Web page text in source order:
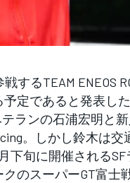
するTEAM ENEOS
定であると発表した
ランの石浦宏明と
。しかし鈴木は
下旬に開催される
のスーパーGT富士